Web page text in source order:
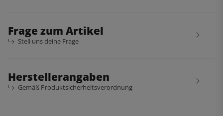
Frage zum Artikel
Stell uns deine Frage
Herstellerangaben
Gemäß Produktsicherheitsverordnung